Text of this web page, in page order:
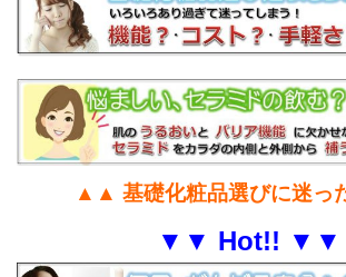
▲▲ 基礎化粧品選びに迷
▼▼ Hot!! ▼▼